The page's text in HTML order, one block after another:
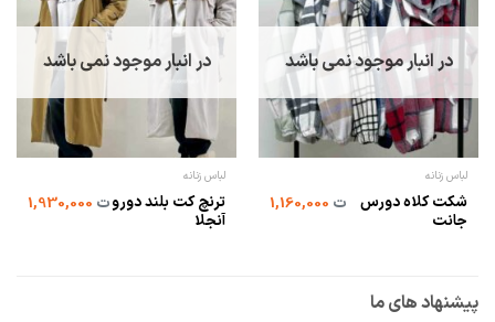
در انبار موجود نمی باشد
لباس زنانه
شکت کلاه دورس
جانت
ت1,160,000
در انبار موجود نمی باشد
لباس زنانه
ترنچ کت بلند دورو
آنجلا
ت1,930,000
پیشنهاد های ما